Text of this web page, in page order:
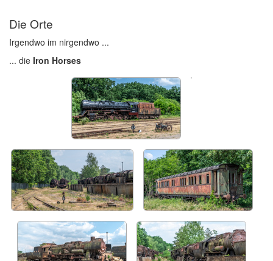
Die Orte
Irgendwo im nirgendwo ...
... die Iron Horses